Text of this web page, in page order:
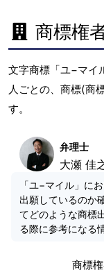
商標権
文字商標「ユ−マイ
人ごとの、商標(商
す。
弁理士
大瀬 佳
「ユ−マイル」に
出願しているのか
てどのような商標
る際に参考になる
商標